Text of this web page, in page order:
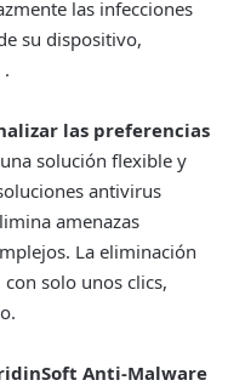
las infecciones
su dispositivo,
.
las preferencias
solución flexible y
antivirus
amenazas
La eliminación
con solo unos clics,
Anti-Malware